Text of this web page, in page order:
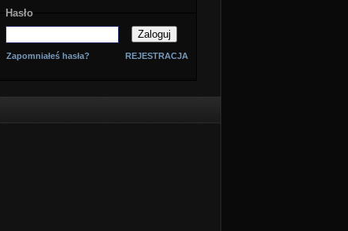
Hasło
Zapomniałeś hasła? REJESTRACJA